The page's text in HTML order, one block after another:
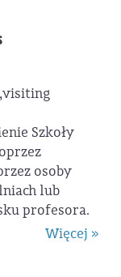
Szkoły
osoby
lub
profesora.
Więcej »